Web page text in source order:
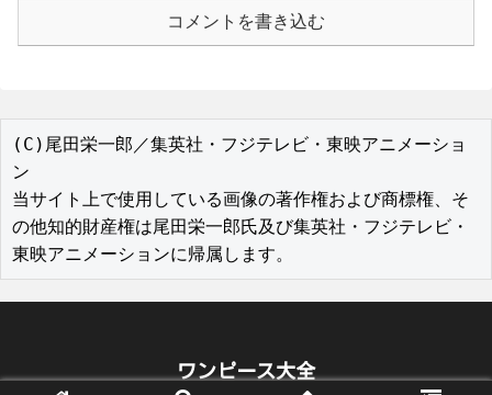
コメントを書き込む
(C)尾田栄一郎／集英社・フジテレビ・東映アニメーショ
ン
当サイト上で使用している画像の著作権および商標権、そ
の他知的財産権は尾田栄一郎氏及び集英社・フジテレビ・
東映アニメーションに帰属します。
ワンピース大全